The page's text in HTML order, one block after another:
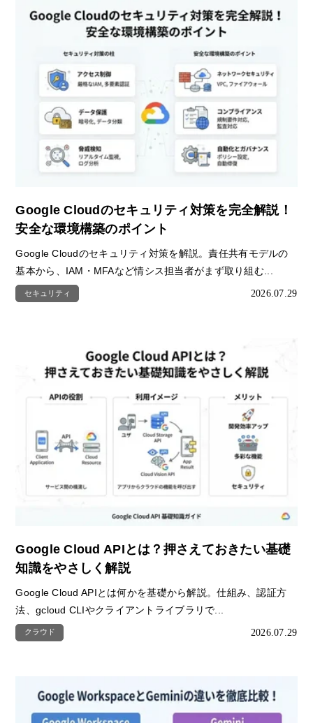
Google Cloudのセキュリティ対策を完全解説！
安全な環境構築のポイント
Google Cloudのセキュリティ対策を解説。責任共有モデルの
基本から、IAM・MFAなど情シス担当者がまず取り組む...
セキュリティ 2026.07.29
Google Cloud APIとは？押さえておきたい基礎
知識をやさしく解説
Google Cloud APIとは何かを基礎から解説。仕組み、認証方
法、gcloud CLIやクライアントライブラリで...
クラウド 2026.07.29